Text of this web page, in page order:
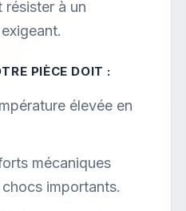
résister à un
PIÈCE DOIT :
élevée en
mécaniques
importants.